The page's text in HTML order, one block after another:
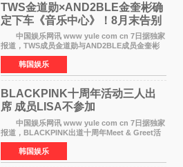
TWS金道勋×AND2BLE金奎彬确
定下车《音乐中心》！8月末告别
MC席位
中国娱乐网讯 www yule com cn 7日据独家
报道，TWS成员金道勋与AND2BLE成员金奎彬
将于8月离开《音乐中心》MC的位置。 金道
勋与金奎彬于去年3月与H2H A-NA一起被选为
《音乐中心》MC，约1
韩国娱乐
BLACKPINK十周年活动三人出
席 成员LISA不参加
中国娱乐网讯 www yule com cn 7日据独家
报道，BLACKPINK出道十周年Meet & Greet活
动将由智秀、ROS&Eacute;、JENNIE出席，
LISA将缺席。 此前BLACKPINK所属社YG并
未为组合出道十周年做
韩国娱乐